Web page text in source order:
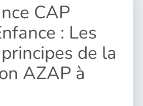
CAP
: Les
de la
AZAP à